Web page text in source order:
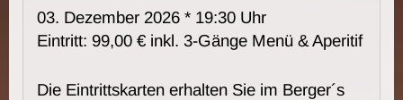
03. Dezember 2026 * 19:30 Uhr
Eintritt: 99,00 € inkl. 3-Gänge Menü & Aperitif
Die Eintrittskarten erhalten Sie im Berger´s